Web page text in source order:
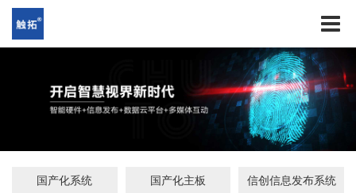
国产化系统 国产化主板 信创信息发布系统